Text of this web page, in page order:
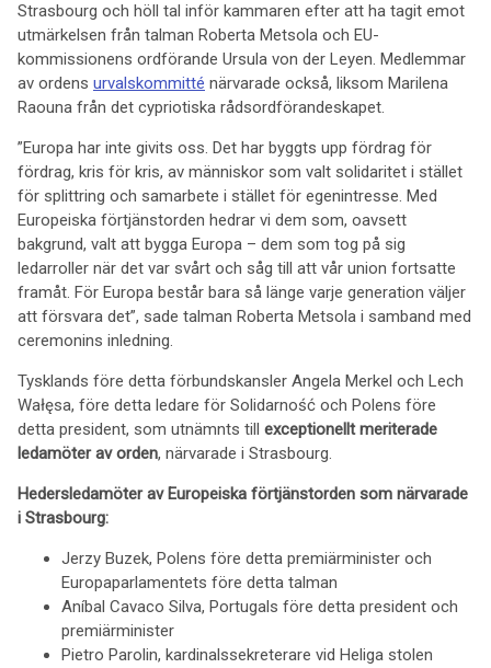
Strasbourg och höll tal inför kammaren efter att ha tagit emot
utmärkelsen från talman Roberta Metsola och EU-
kommissionens ordförande Ursula von der Leyen. Medlemmar
av ordens urvalskommitté närvarade också, liksom Marilena
Raouna från det cypriotiska rådsordförandeskapet.
”Europa har inte givits oss. Det har byggts upp fördrag för
fördrag, kris för kris, av människor som valt solidaritet i stället
för splittring och samarbete i stället för egenintresse. Med
Europeiska förtjänstorden hedrar vi dem som, oavsett
bakgrund, valt att bygga Europa – dem som tog på sig
ledarroller när det var svårt och såg till att vår union fortsatte
framåt. För Europa består bara så länge varje generation väljer
att försvara det”, sade talman Roberta Metsola i samband med
ceremonins inledning.
Tysklands före detta förbundskansler Angela Merkel och Lech
Wałęsa, före detta ledare för Solidarność och Polens före
detta president, som utnämnts till exceptionellt meriterade
ledamöter av orden, närvarade i Strasbourg.
Hedersledamöter av Europeiska förtjänstorden som närvarade
i Strasbourg:
Jerzy Buzek, Polens före detta premiärminister och
Europaparlamentets före detta talman
Aníbal Cavaco Silva, Portugals före detta president och
premiärminister
Pietro Parolin, kardinalssekreterare vid Heliga stolen